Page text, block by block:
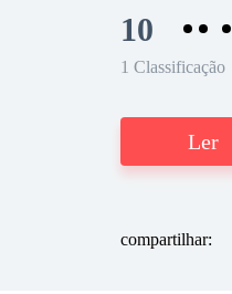
10
1 Classificação
Ler
compartilhar: